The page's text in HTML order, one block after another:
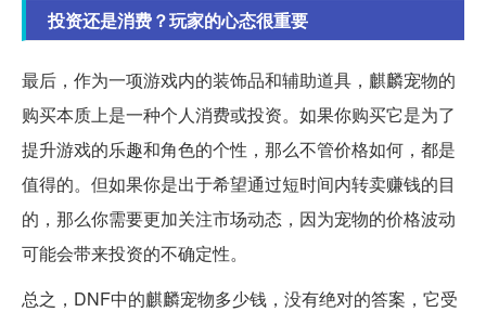
投资还是消费？玩家的心态很重要
最后，作为一项游戏内的装饰品和辅助道具，麒麟宠物的
购买本质上是一种个人消费或投资。如果你购买它是为了
提升游戏的乐趣和角色的个性，那么不管价格如何，都是
值得的。但如果你是出于希望通过短时间内转卖赚钱的目
的，那么你需要更加关注市场动态，因为宠物的价格波动
可能会带来投资的不确定性。
总之，DNF中的麒麟宠物多少钱，没有绝对的答案，它受